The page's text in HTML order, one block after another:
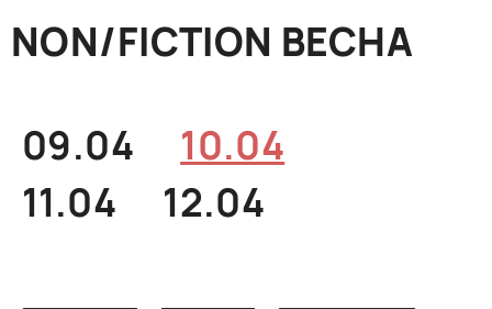
Контакты
NON/FICTION ВЕСНА
09.04
10.04
11.04
12.04